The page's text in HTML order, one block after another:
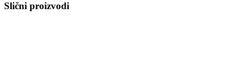
Slični proizvodi